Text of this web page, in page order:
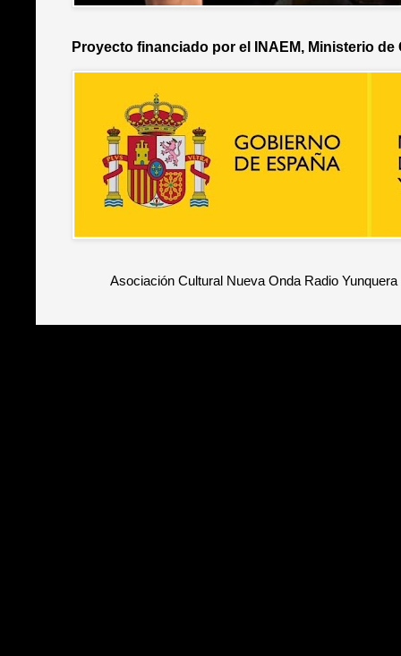
Proyecto financiado por el INAEM, Ministerio de
Asociación Cultural Nueva Onda Radio